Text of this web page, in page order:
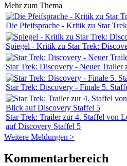
Mehr zum Thema
Die Pfeifsprache - Kritik zu Star
Spiegel - Kritik zu Star Trek:
Star Trek: Discovery - Neuer Trailer
Star Trek: Discovery - Finale 5.
Star Trek: Trailer zur 4. Staffel von
auf Discovery Staffel 5
Weitere Meldungen >
Kommentarbereich